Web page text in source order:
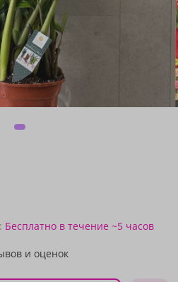
Бесплатно в течение ~5 часов
и оценок